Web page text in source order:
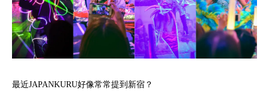
最近JAPANKURU好像常常提到新宿？